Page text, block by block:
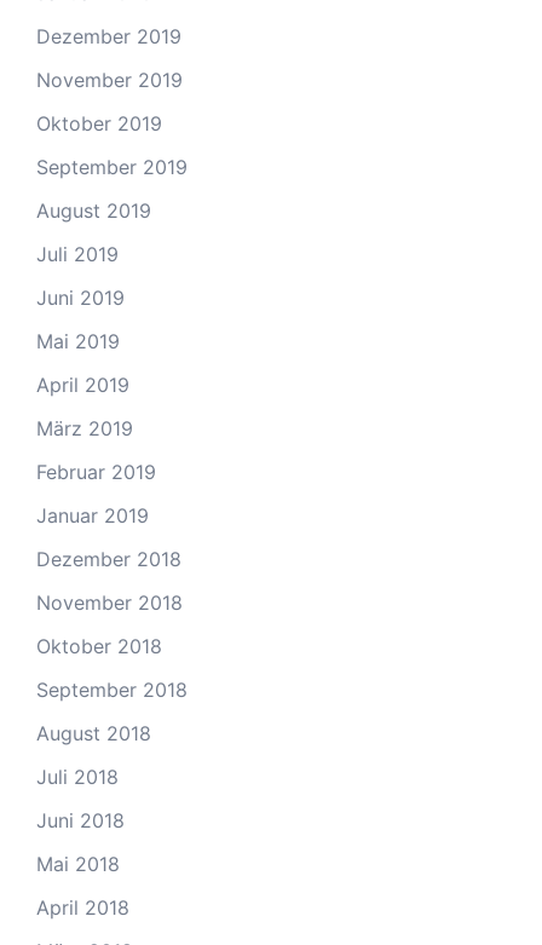
Dezember 2019
November 2019
Oktober 2019
September 2019
August 2019
Juli 2019
Juni 2019
Mai 2019
April 2019
März 2019
Februar 2019
Januar 2019
Dezember 2018
November 2018
Oktober 2018
September 2018
August 2018
Juli 2018
Juni 2018
Mai 2018
April 2018